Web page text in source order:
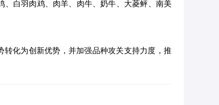
白羽肉鸡、肉羊、肉牛、奶牛、大菱鲆、南美
化为创新优势，并加强品种攻关支持力度，推